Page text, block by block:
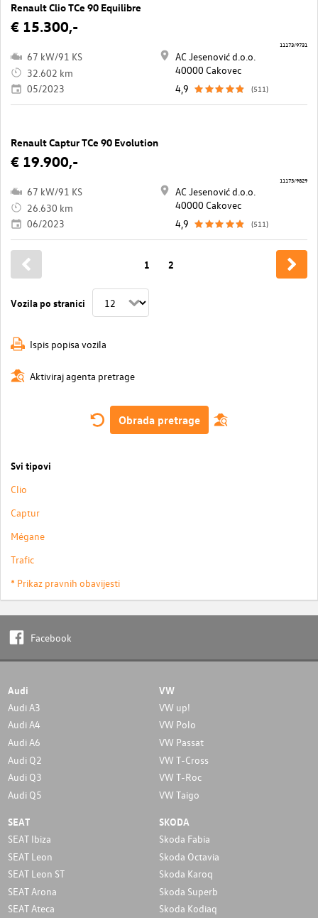
Renault Clio TCe 90 Equilibre
€ 15.300,-
67 kW/91 KS
32.602 km
05/2023
AC Jesenović d.o.o.
40000 Cakovec
4,9
(511)
11173/9731
Renault Captur TCe 90 Evolution
€ 19.900,-
67 kW/91 KS
26.630 km
06/2023
AC Jesenović d.o.o.
40000 Cakovec
4,9
(511)
11173/9829
Vozila po stranici
1 2
Ispis popisa vozila
Aktiviraj agenta pretrage
Obrada pretrage
Svi tipovi
Clio
Captur
Mégane
Trafic
* Prikaz pravnih obavijesti
Facebook
Audi
Audi A3
Audi A4
Audi A6
Audi Q2
Audi Q3
Audi Q5
VW
VW up!
VW Polo
VW Passat
VW T-Cross
VW T-Roc
VW Taigo
SEAT
SEAT Ibiza
SEAT Leon
SEAT Leon ST
SEAT Arona
SEAT Ateca
SKODA
Skoda Fabia
Skoda Octavia
Skoda Karoq
Skoda Superb
Skoda Kodiaq